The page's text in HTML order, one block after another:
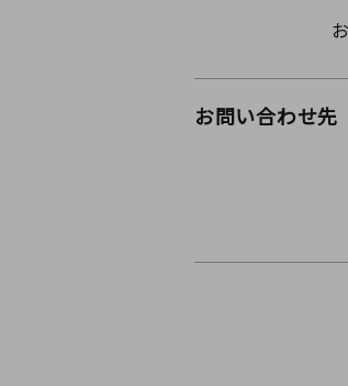
お問い合わせ先